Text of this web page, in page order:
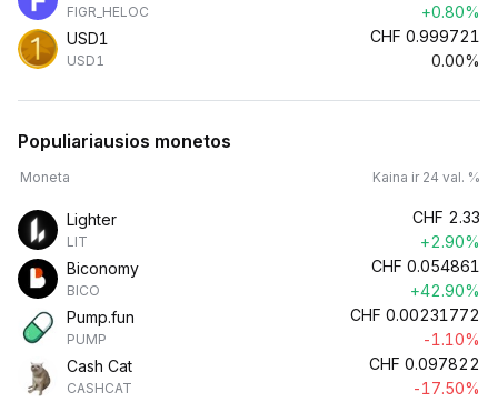
FIGR_HELOC
+0.80%
USD1
USD1
CHF 0.999721
0.00%
Populiariausios monetos
Moneta Kaina ir 24 val. %
Lighter
LIT
CHF 2.33
+2.90%
Biconomy
BICO
CHF 0.054861
+42.90%
Pump.fun
PUMP
CHF 0.00231772
-1.10%
Cash Cat
CASHCAT
CHF 0.097822
-17.50%